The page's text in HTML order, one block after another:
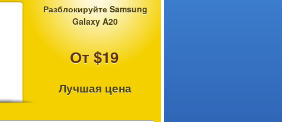
Разблокируйте Samsung
Galaxy A20
От $19
Лучшая цена